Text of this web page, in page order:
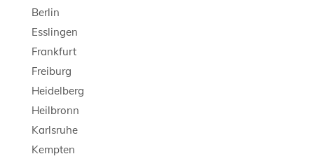
Berlin
Esslingen
Frankfurt
Freiburg
Heidelberg
Heilbronn
Karlsruhe
Kempten